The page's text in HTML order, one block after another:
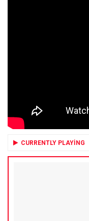
CURRENTLY PLAYING